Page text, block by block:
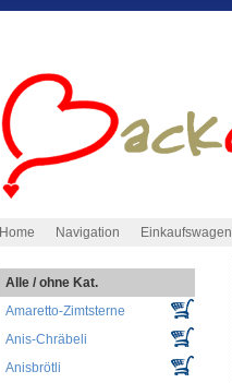
Home Navigation Einkaufswagen
Alle / ohne Kat.
Amaretto-Zimtsterne
Anis-Chräbeli
Anisbrötli